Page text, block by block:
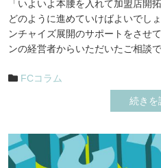
「いよいよ本腰を入れて加盟店開
どのように進めていけばよいでし
ンチャイズ展開のサポートをさせ
ンの経営者からいただいたご相談
FCコラム
続きを